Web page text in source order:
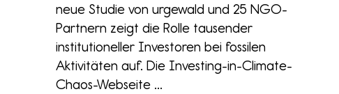
neue Studie von urgewald und 25 NGO-
Partnern zeigt die Rolle tausender
institutioneller Investoren bei fossilen
Aktivitäten auf. Die Investing-in-Climate-
Chaos-Webseite ...